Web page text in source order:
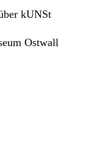
kUNSt
Ostwall